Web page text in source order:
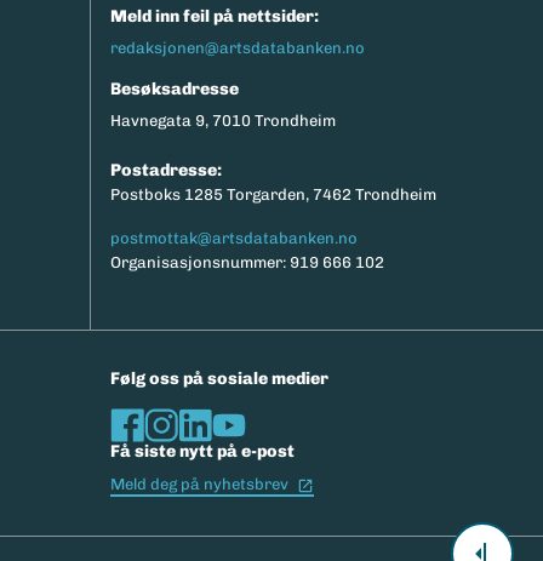
Meld inn feil på nettsider:
redaksjonen@artsdatabanken.no
Besøksadresse
Havnegata 9, 7010 Trondheim
Postadresse:
Postboks 1285 Torgarden, 7462 Trondheim
postmottak@artsdatabanken.no
Organisasjonsnummer: 919 666 102
Følg oss på sosiale medier
Få siste nytt på e-post
Meld deg på nyhetsbrev